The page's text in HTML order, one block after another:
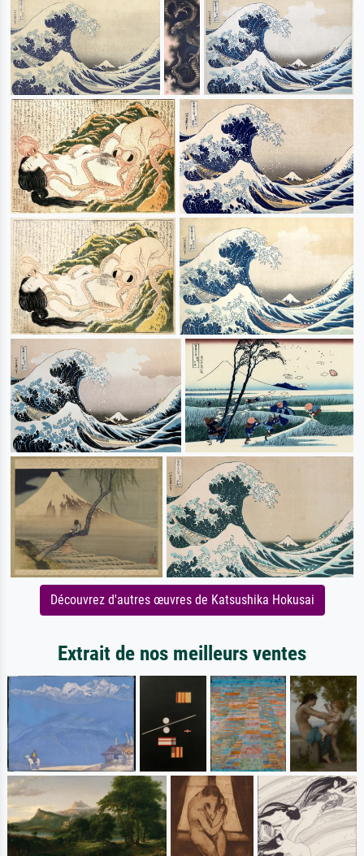
Découvrez d'autres œuvres de Katsushika Hokusai
Extrait de nos meilleurs ventes